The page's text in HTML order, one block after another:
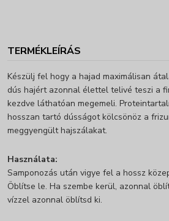
TERMÉKLEÍRÁS
Készülj fel hogy a hajad maximálisan
dús hajért azonnal élettel telivé teszi a
kezdve láthatóan megemeli.
hosszan tartó dússágot kölcsönöz a
meggyengült hajszálakat.
Használata:
Samponozás után vigye fel a hossz
Öblítse le. Ha szembe kerül, azonnal
vízzel azonnal öblítsd ki.